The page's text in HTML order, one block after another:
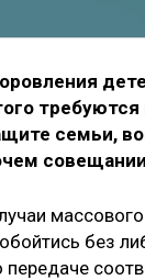
семьи,
без
передаче